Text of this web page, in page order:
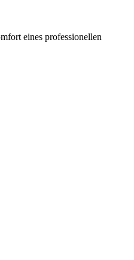
eines professionellen